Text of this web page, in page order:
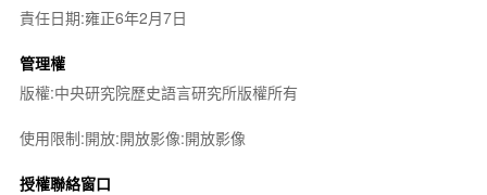
責任日期:雍正6年2月7日
管理權
版權:中央研究院歷史語言研究所版權所有
使用限制:開放:開放影像:開放影像
授權聯絡窗口